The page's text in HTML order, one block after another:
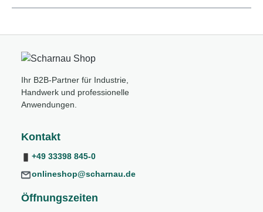
Ihr B2B-Partner für Industrie,
Handwerk und professionelle
Anwendungen.
Kontakt
+49 33398 845-0
onlineshop@scharnau.de
Öffnungszeiten